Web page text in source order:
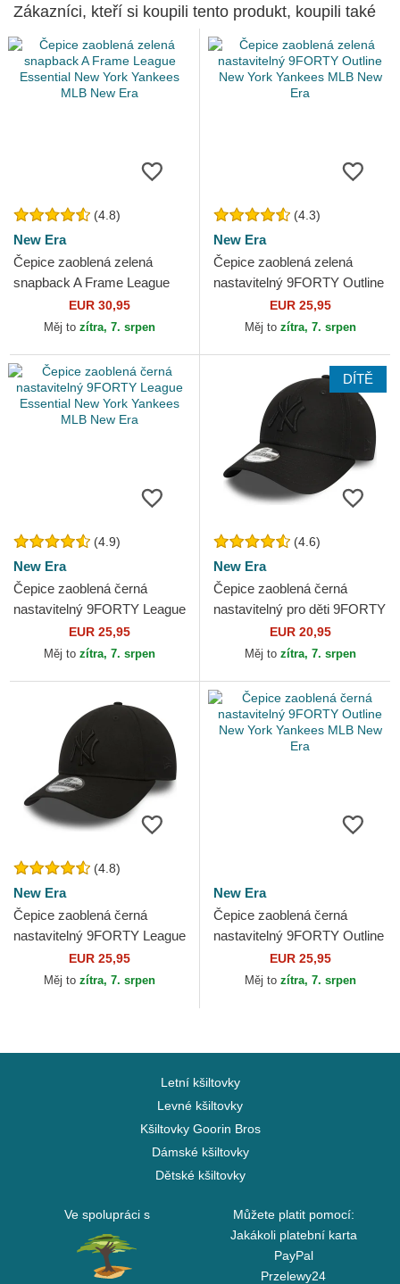
Zákazníci, kteří si koupili tento produkt, koupili také
(4.8)
New Era
Čepice zaoblená zelená
snapback A Frame League
Essential New York Yankees
MLB New Era
EUR 30,95
Měj to zítra, 7. srpen
(4.3)
New Era
Čepice zaoblená zelená
nastavitelný 9FORTY Outline
New York Yankees MLB New
EUR 25,95
Měj to zítra, 7. srpen
(4.9)
New Era
Čepice zaoblená černá
nastavitelný 9FORTY League
Essential New York Yankees
MLB New Era
EUR 25,95
Měj to zítra, 7. srpen
DÍTĚ
(4.6)
New Era
Čepice zaoblená černá
nastavitelný pro děti 9FORTY
League Essential New York
Yankees MLB New Era
EUR 20,95
Měj to zítra, 7. srpen
(4.8)
New Era
Čepice zaoblená černá
nastavitelný 9FORTY League
Essential New York Yankees
MLB New Era
EUR 25,95
Měj to zítra, 7. srpen
New Era
Čepice zaoblená černá
nastavitelný 9FORTY Outline
New York Yankees MLB New
EUR 25,95
Měj to zítra, 7. srpen
Letní kšiltovky
Levné kšiltovky
Kšiltovky Goorin Bros
Dámské kšiltovky
Dětské kšiltovky
Ve spolupráci s
Můžete platit pomocí:
Jakákoli platební karta
PayPal
Przelewy24